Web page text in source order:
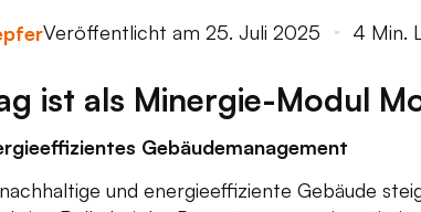
Veröffentlicht am 25. Juli 2025 4 Min.
ist als Minergie-Modul
Gebäudemanagement
und energieeffiziente Gebäude